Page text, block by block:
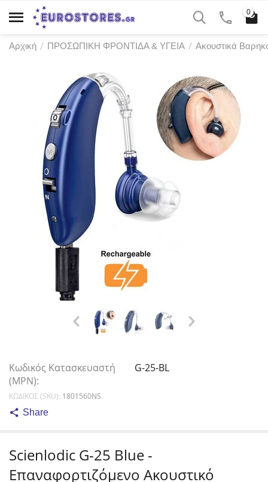
0
Αρχική / ΠΡΟΣΩΠΙΚΗ ΦΡΟΝΤΙΔΑ & ΥΓΕΙΑ / Ακουστικά
Κωδικός Κατασκευαστή
(MPN):
G-25-BL
ΚΩΔΙΚΟΣ (SKU): 1801560NS
Share
Scienlodic G-25 Blue -
Επαναφορτιζόμενο Ακουστικό